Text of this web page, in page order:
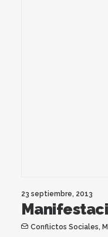
23 septiembre, 2013
Conflictos Sociales,